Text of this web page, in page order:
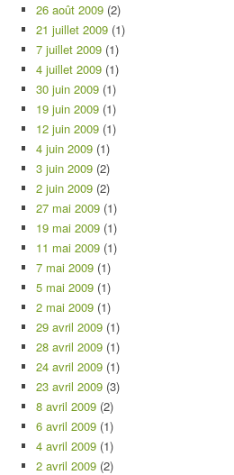
26 août 2009 (2)
21 juillet 2009 (1)
7 juillet 2009 (1)
4 juillet 2009 (1)
30 juin 2009 (1)
19 juin 2009 (1)
12 juin 2009 (1)
4 juin 2009 (1)
3 juin 2009 (2)
2 juin 2009 (2)
27 mai 2009 (1)
19 mai 2009 (1)
11 mai 2009 (1)
7 mai 2009 (1)
5 mai 2009 (1)
2 mai 2009 (1)
29 avril 2009 (1)
28 avril 2009 (1)
24 avril 2009 (1)
23 avril 2009 (3)
8 avril 2009 (2)
6 avril 2009 (1)
4 avril 2009 (1)
2 avril 2009 (2)